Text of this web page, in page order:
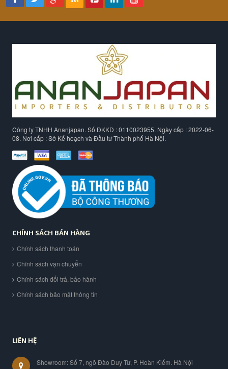
Công ty TNHH Ananjapan. Số ĐKKD : 0110023955. Ngày cấp : 2022-06-
08. Nơi cấp : Sở Kế hoạch và Đầu tư Thành phố Hà Nội.
CHÍNH SÁCH BÁN HÀNG
Chính sách thanh toán
Chính sách vận chuyển
Chính sách đổi trả, bảo hành
Chính sách bảo mật thông tin
LIÊN HỆ
Showroom: Số 7, ngõ Đào Duy Từ, P. Hoàn Kiếm. Hà Nội